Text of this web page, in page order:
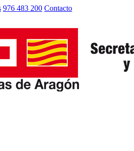
976 483 200 Contacto